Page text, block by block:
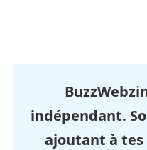
indépendant.
ajoutant à tes